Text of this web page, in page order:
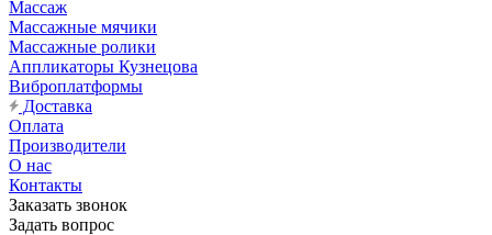
Массаж
Массажные мячики
Массажные ролики
Аппликаторы Кузнецова
Виброплатформы
Доставка
Оплата
Производители
О нас
Контакты
Заказать звонок
Задать вопрос